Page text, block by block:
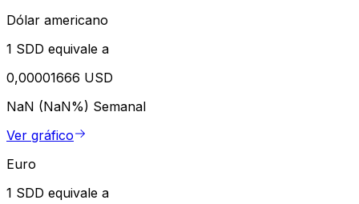
Dólar americano
1 SDD equivale a
0,00001666 USD
NaN (NaN%) Semanal
Ver gráfico
Euro
1 SDD equivale a